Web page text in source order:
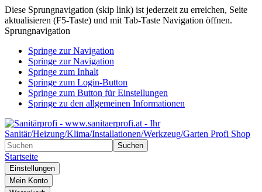
Diese Sprungnavigation (skip link) ist jederzeit zu erreichen, Seite
aktualisieren (F5-Taste) und mit Tab-Taste Navigation öffnen.
Sprungnavigation
Springe zur Navigation
Springe zur Navigation
Springe zum Inhalt
Springe zum Login-Button
Springe zum Button für Einstellungen
Springe zu den allgemeinen Informationen
Suchen
Startseite
Einstellungen
Mein Konto